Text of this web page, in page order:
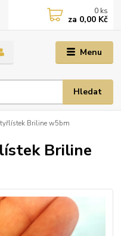
Menu
Hledat
0 ks
za 0,00 Kč
Briline w5bm
Briline